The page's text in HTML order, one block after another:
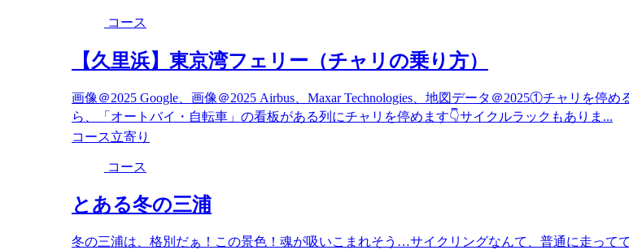
コース
【久里浜】東京湾フェリー（チャリの乗り方）
画像＠2025 Google、画像＠2025 Airbus、Maxar Technologies、地図データ＠2025①チャリを停
ら、「オートバイ・自転車」の看板がある列にチャリを停めます👇サイクルラックもありま...
コース立寄り
コース
とある冬の三浦
冬の三浦は、格別だぁ！この景色！魂が吸いこまれそう…サイクリングなんて、普通に走って